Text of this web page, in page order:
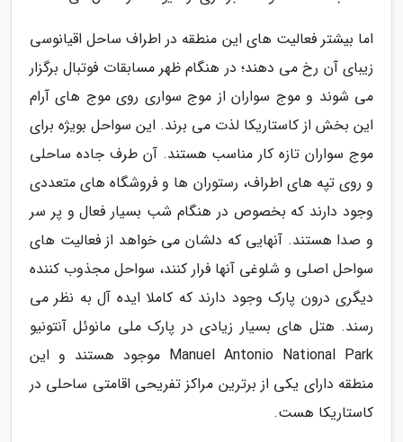
اما بیشتر فعالیت های این منطقه در اطراف ساحل اقیانوسی
زیبای آن رخ می دهند؛ در هنگام ظهر مسابقات فوتبال برگزار
می شوند و موج سواران از موج سواری روی موج های آرام
این بخش از کاستاریکا لذت می برند. این سواحل بویژه برای
موج سواران تازه کار مناسب هستند. آن طرف جاده ساحلی
و روی تپه های اطراف، رستوران ها و فروشگاه های متعددی
وجود دارند که بخصوص در هنگام شب بسیار فعال و پر سر
و صدا هستند. آنهایی که دلشان می خواهد از فعالیت های
سواحل اصلی و شلوغی آنها فرار کنند، سواحل مجذوب کننده
دیگری درون پارک وجود دارند که کاملا ایده آل به نظر می
رسند. هتل های بسیار زیادی در پارک ملی مانوئل آنتونیو
Manuel Antonio National Park موجود هستند و این
منطقه دارای یکی از برترین مراکز تفریحی اقامتی ساحلی در
کاستاریکا هست.